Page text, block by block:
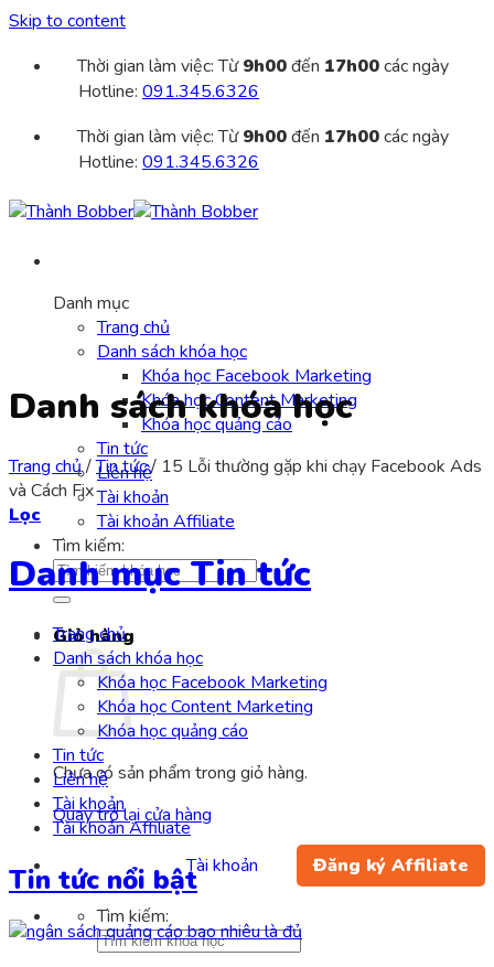
Skip to content
Thời gian làm việc: Từ9h00đến 17h00các ngày
Hotline: 091.345.6326
Thời gian làm việc: Từ9h00đến 17h00các ngày
Hotline: 091.345.6326
Danh mục
Trang chủ
Danh sách khóa học
Khóa học Facebook Marketing
Khóa học Content Marketing
Khóa học quảng cáo
Tin tức
Liên hệ
Tài khoản
Tài khoản Affiliate
Tìm kiếm:
Giỏ hàng
Chưa có sản phẩm trong giỏ hàng.
Quay trở lại cửa hàng
Tài khoản Đăng ký Affiliate
Tìm kiếm:
Danh sách khóa học
Trang chủ/Tin tức/ 15 Lỗi thường gặp khi chạy Facebook Ads
và Cách Fix
Lọc
Danh mục Tin tức
Trang chủ
Danh sách khóa học
Khóa học Facebook Marketing
Khóa học Content Marketing
Khóa học quảng cáo
Tin tức
Liên hệ
Tài khoản
Tài khoản Affiliate
Tin tức nổi bật